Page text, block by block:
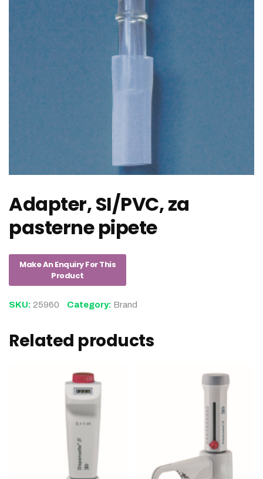
Adapter, SI/PVC, za
pasterne pipete
SKU: 25960 Category: Brand
Related products